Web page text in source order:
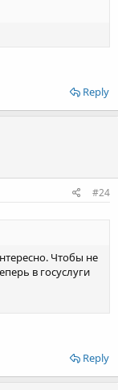
Reply
#24
Чтобы не
в госуслуги
Reply